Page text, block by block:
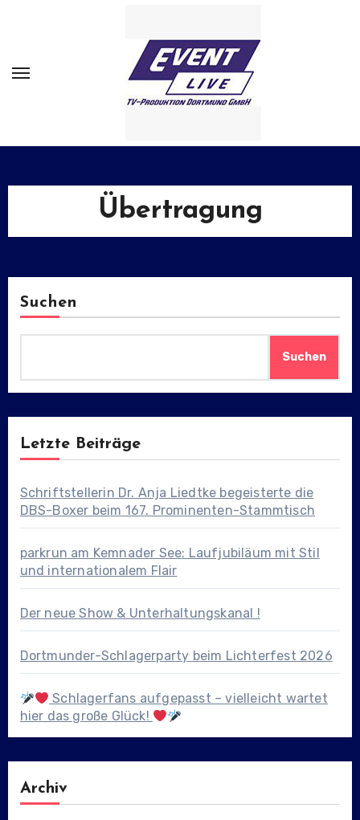
Übertragung
Suchen
Suchen
Letzte Beiträge
Schriftstellerin Dr. Anja Liedtke begeisterte die
DBS-Boxer beim 167. Prominenten-Stammtisch
parkrun am Kemnader See: Laufjubiläum mit Stil
und internationalem Flair
Der neue Show & Unterhaltungskanal !
Dortmunder-Schlagerparty beim Lichterfest 2026
Schlagerfans aufgepasst – vielleicht wartet
hier das große Glück!
Archiv